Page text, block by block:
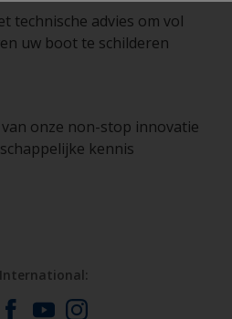
technische advies om vol
uw boot te schilderen
onze non-stop innovatie
kennis